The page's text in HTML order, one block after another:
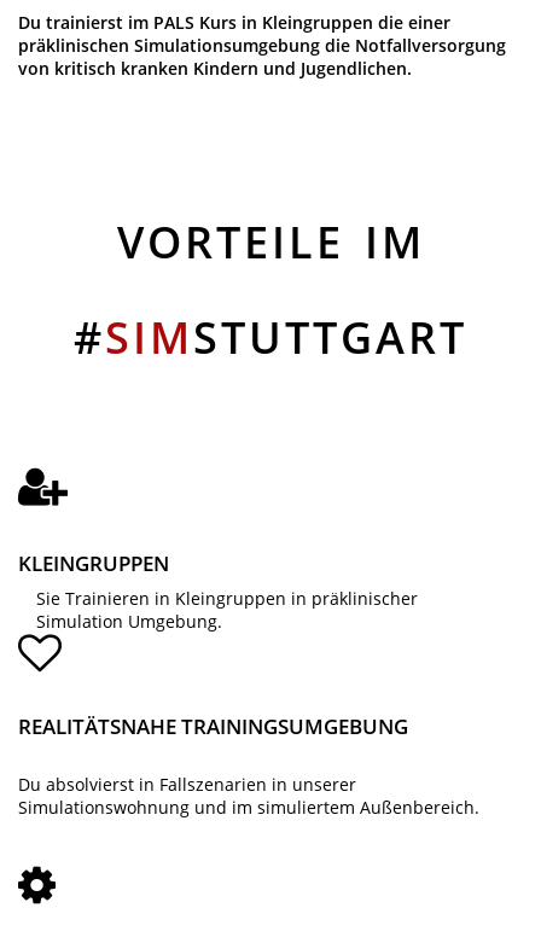
Du trainierst im PALS Kurs in Kleingruppen die einer
präklinischen Simulationsumgebung die Notfallversorgung
von kritisch kranken Kindern und Jugendlichen.
VORTEILE IM
#SIMSTUTTGART
KLEINGRUPPEN
Sie Trainieren in Kleingruppen in präklinischer
Simulation Umgebung.
REALITÄTSNAHE TRAININGSUMGEBUNG
Du absolvierst in Fallszenarien in unserer
Simulationswohnung und im simuliertem Außenbereich.